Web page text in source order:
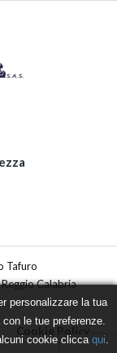
Tafuro
Calabria
Cookie Policy
personalizzare la tua
le tue preferenze.
cookie clicca qui.